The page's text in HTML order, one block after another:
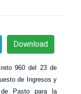
Download
960 del 23 de
de Ingresos y
Pasto para la